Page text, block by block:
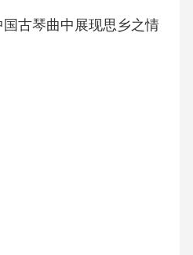
古琴曲中展现思乡之情